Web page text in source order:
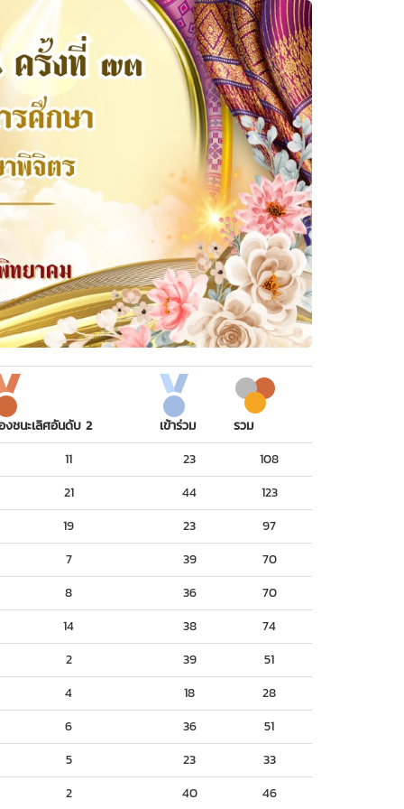
งชนะเลิศอันดับ 2 เข้าร่วม
รวม
11
23
108
21
44
123
19
23
97
7
39
70
8
36
70
14
38
74
2
39
51
4
18
28
6
36
51
5
23
33
2
40 46